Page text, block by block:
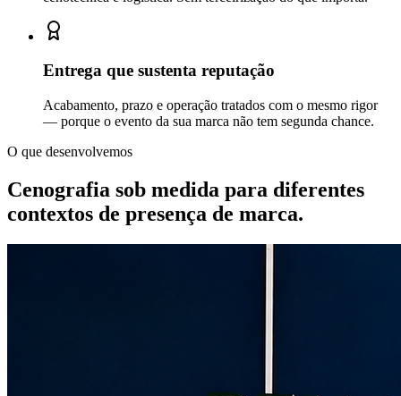
Entrega que sustenta reputação
Acabamento, prazo e operação tratados com o mesmo rigor
— porque o evento da sua marca não tem segunda chance.
O que desenvolvemos
Cenografia sob medida para diferentes
contextos de presença de marca.